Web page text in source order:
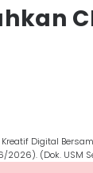
Digital
2026). (Dok. USM